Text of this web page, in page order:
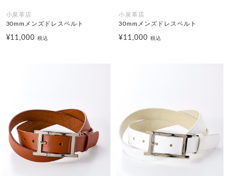
小泉革店
30mmメンズドレスベルト
¥11,000税込
小泉革店
30mmメンズドレスベルト
¥11,000 税込